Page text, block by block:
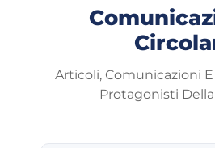
Articoli, Comunicazioni
Protagonisti Della